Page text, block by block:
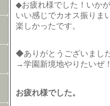
◆お疲れ様でした！いか
いい感じでカオス振りま
楽しかったです。
◆ありがとうございまし
→学園新境地やりたいぜ
お疲れ様でした。